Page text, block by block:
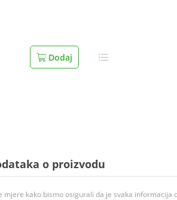
Dodaj
o proizvodu
mjere kako bismo osigurali da je svaka